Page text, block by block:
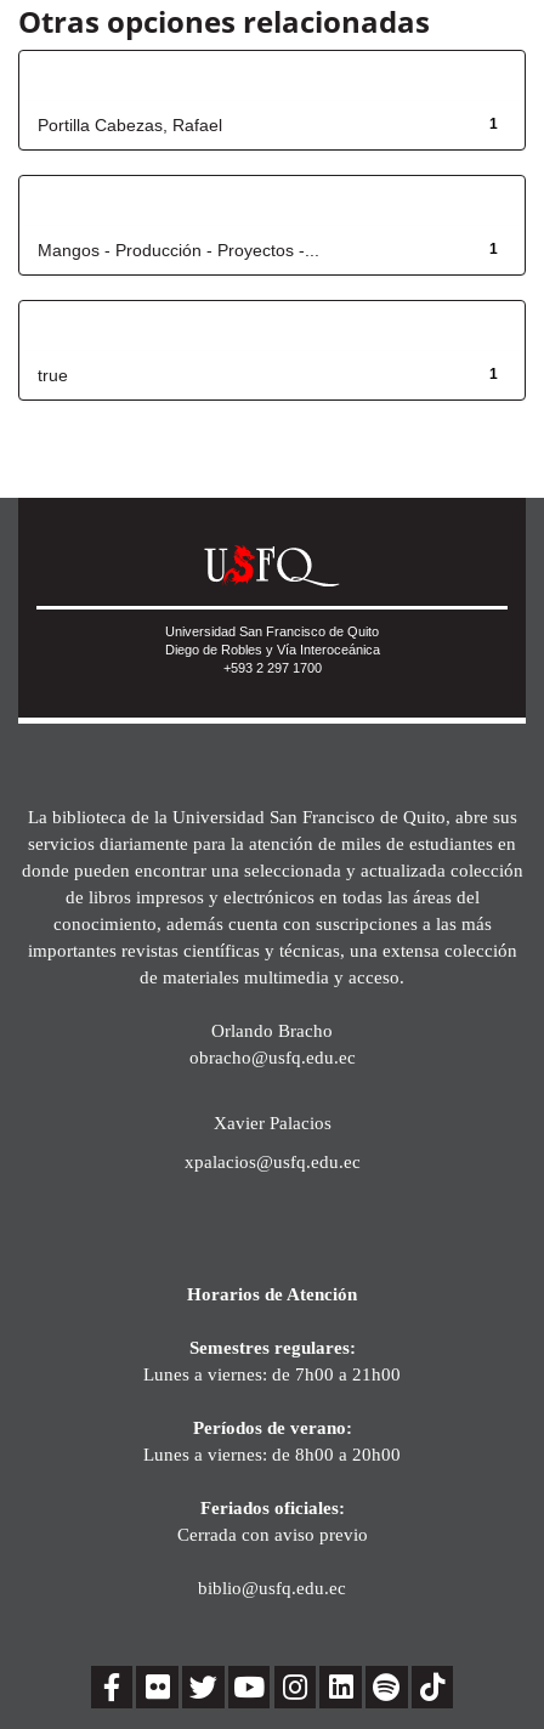
Otras opciones relacionadas
1
Portilla Cabezas, Rafael
1
Mangos - Producción - Proyectos -...
1
true
Universidad San Francisco de Quito
Diego de Robles y Vía Interoceánica
+593 2 297 1700
La biblioteca de la Universidad San Francisco de Quito, abre sus
servicios diariamente para la atención de miles de estudiantes en
donde pueden encontrar una seleccionada y actualizada colección
de libros impresos y electrónicos en todas las áreas del
conocimiento, además cuenta con suscripciones a las más
importantes revistas científicas y técnicas, una extensa colección
de materiales multimedia y acceso.
Orlando Bracho
obracho@usfq.edu.ec
Xavier Palacios
xpalacios@usfq.edu.ec
Horarios de Atención
Semestres regulares:
Lunes a viernes: de 7h00 a 21h00
Períodos de verano:
Lunes a viernes: de 8h00 a 20h00
Feriados oficiales:
Cerrada con aviso previo
biblio@usfq.edu.ec